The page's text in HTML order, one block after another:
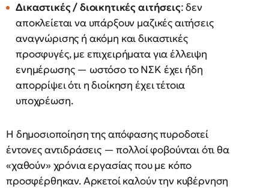
Δικαστικές / διοικητικές αιτήσεις: δεν
αποκλείεται να υπάρξουν μαζικές αιτήσεις
αναγνώρισης ή ακόμη και δικαστικές
προσφυγές, με επιχειρήματα για έλλειψη
ενημέρωσης — ωστόσο το ΝΣΚ έχει ήδη
απορρίψει ότι η διοίκηση έχει τέτοια
υποχρέωση.
Η δημοσιοποίηση της απόφασης πυροδοτεί
έντονες αντιδράσεις — πολλοί φοβούνται ότι θα
«χαθούν» χρόνια εργασίας που με κόπο
προσφέρθηκαν. Αρκετοί καλούν την κυβέρνηση